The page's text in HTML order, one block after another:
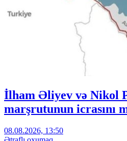
İlham Əliyev və Nikol
marşrutunun icrasını
08.08.2026, 13:50